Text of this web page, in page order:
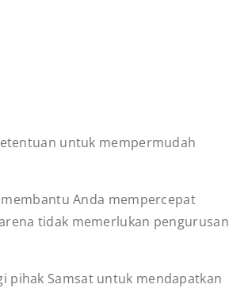
untuk mempermudah
Anda mempercepat
tidak memerlukan pengurusan
pihak Samsat untuk mendapatkan